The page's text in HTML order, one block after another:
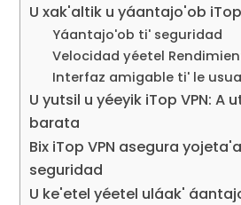
U xak'altik u yáantajo'ob iTop
Yáantajo'ob ti' seguridad
Velocidad yéetel
Interfaz amigable ti' le
U yutsil u yéeyik iTop VPN: A
barata
Bix iTop VPN asegura
seguridad
U ke'etel yéetel uláak'